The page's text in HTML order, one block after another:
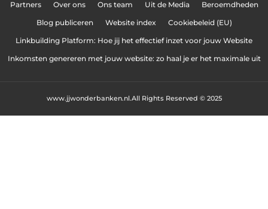
Partners Over ons Ons team Uit de Media Beroemdheden
Blog publiceren Website index Cookiebeleid (EU)
Linkbuilding Platform: Hoe jij het effectief inzet voor jouw Website
Inkomsten genereren met jouw website: zo haal je er het maximale uit
All Rights Reserved © 2025
www.jjwonderbanken.nl.